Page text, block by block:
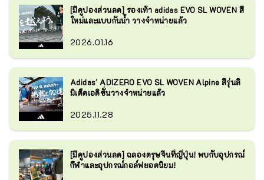
ขายที่ใหญ่ที่สุดแห่งหนึ่งในภูมิภาคคิวชู
ซึ่งมีร้านค้าสามประเภท
ประเภทกีฬา แบรนด์กลางแจ้งมากกว่า
280 แบรนด์ และแบรนด์กอล์ฟมากกว่า
ญี่ปุ่นยอดนิยมให้เลือกมากมาย เช่น
Soto, Majesty และ Honma
[มีคูปองส่วนลด] รองเท้า adidas EVO SL WOVEN สี
ใหม่และแบบกันน้ำ วางจำหน่ายแล้ว
2026.01.16
Adidas' ADIZERO EVO SL WOVEN Alpine สีรุ่นลิ
มิเต็ดเอดิชั่นวางจำหน่ายแล้ว
2025.11.28
[มีคูปองส่วนลด] ฉลองตรุษจีนที่ญี่ปุ่น! พบกับอุปกรณ์
กีฬาและอุปกรณ์กอล์ฟยอดนิยม!